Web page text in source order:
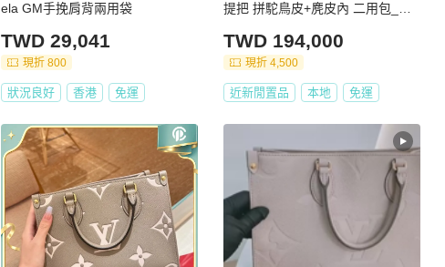
ela GM手挽肩背兩用袋
TWD 29,041
現折 800
狀況良好 香港 免運
提把 拼駝鳥皮+麂皮內 二用包_展
TWD 194,000
現折 4,500
近新閒置品 本地 免運